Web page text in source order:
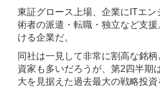
東証グロース上場、企業にITエン
術者の派遣・転職・独立など支
ける企業だ。
同社は一見して非常に割高な銘
資家も多いだろうが、第2四半期
大を見据えた過去最大の戦略投